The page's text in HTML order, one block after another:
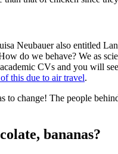
Neubauer also entitled
do we behave? We as
CVs and you will
this due to air travel.
to change! The people
bananas?